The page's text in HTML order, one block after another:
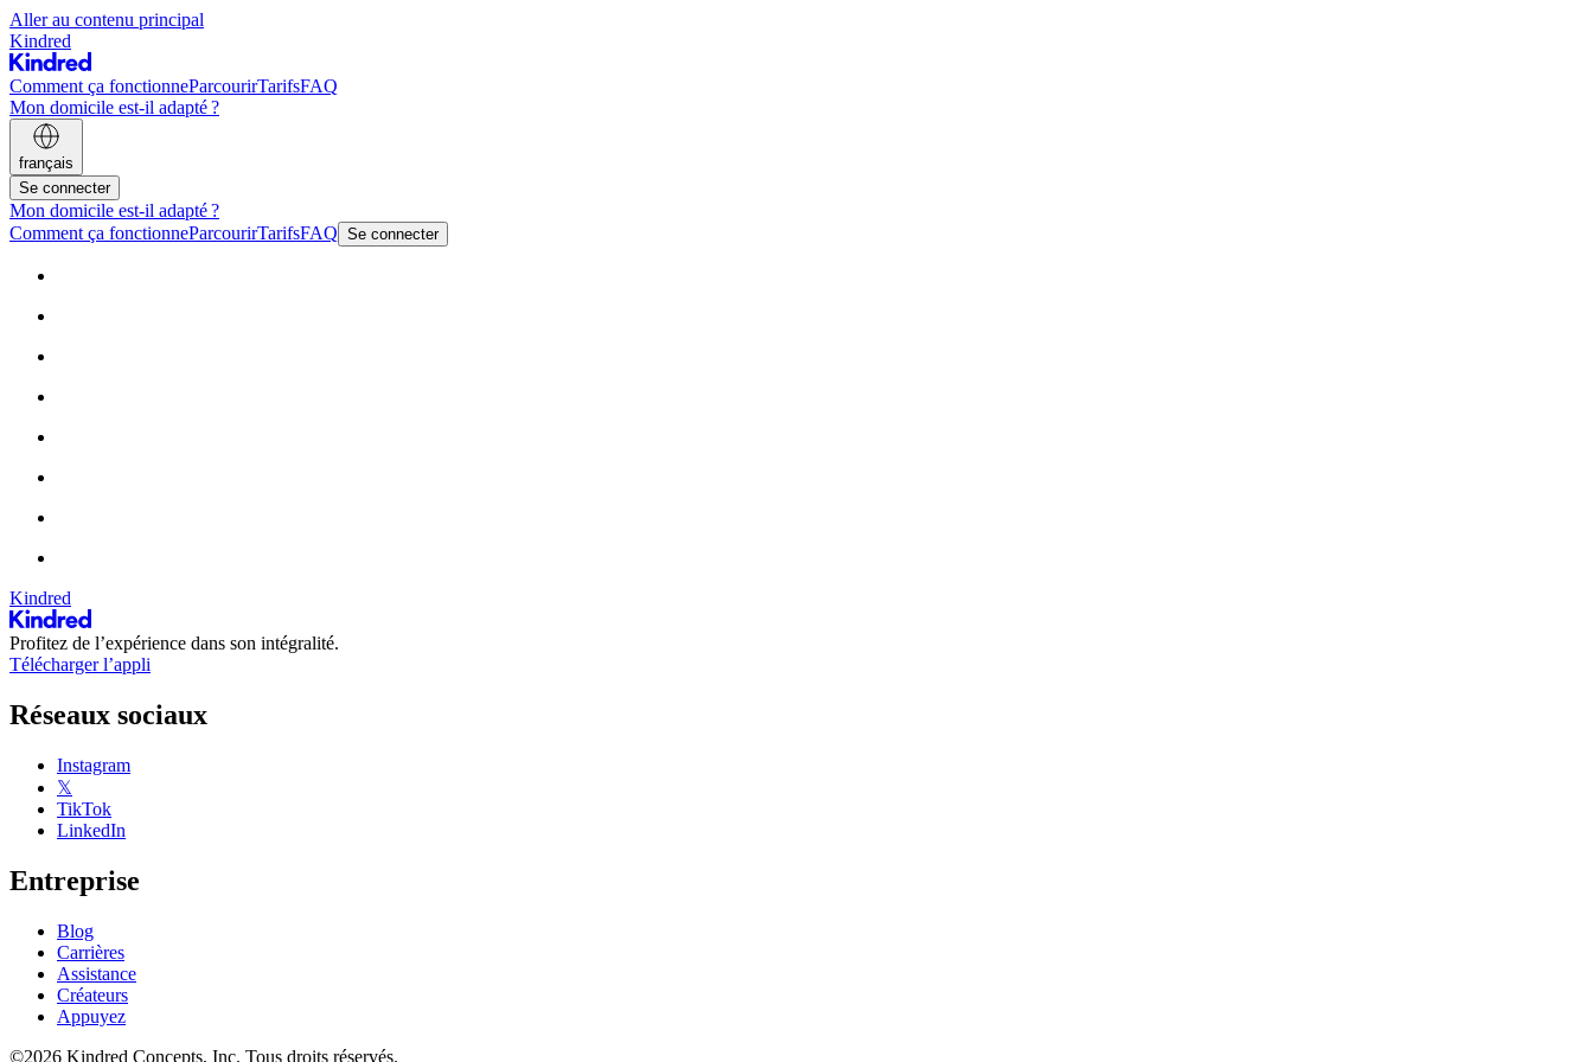
Aller au contenu principal
Kindred
Comment ça fonctionneParcourirTarifsFAQ
Mon domicile est-il adapté ?
français
Se connecter
Mon domicile est-il adapté ?
Comment ça fonctionneParcourirTarifsFAQ Se connecter
Kindred
Profitez de l’expérience dans son intégralité.
Télécharger l’appli
Réseaux sociaux
Instagram
𝕏
TikTok
LinkedIn
Entreprise
Blog
Carrières
Assistance
Créateurs
Appuyez
©2026 Kindred Concepts, Inc. Tous droits réservés.